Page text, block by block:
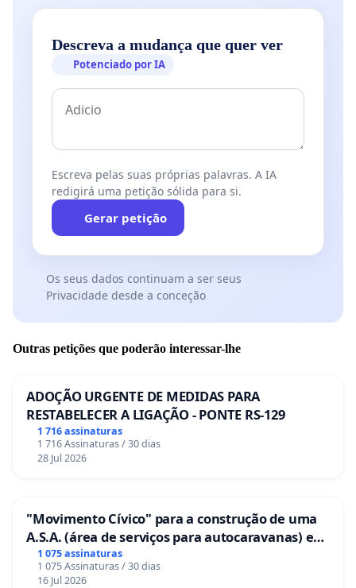
Descreva a mudança que quer ver
Potenciado por IA
Escreva pelas suas próprias palavras. A IA
redigirá uma petição sólida para si.
Gerar petição
Os seus dados continuam a ser seus
Privacidade desde a conceção
Outras petições que poderão interessar-lhe
ADOÇÃO URGENTE DE MEDIDAS PARA
RESTABELECER A LIGAÇÃO - PONTE RS-129
1 716 assinaturas
1 716 Assinaturas / 30 dias
28 Jul 2026
"Movimento Cívico" para a construção de uma
A.S.A. (área de serviços para autocaravanas) em
Coimbra
1 075 assinaturas
1 075 Assinaturas / 30 dias
16 Jul 2026